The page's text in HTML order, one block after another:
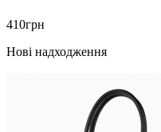
410грн
Нові надходження